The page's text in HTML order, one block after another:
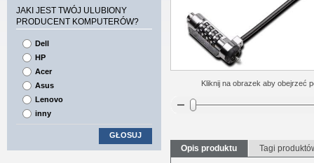
Kliknij na obrazek aby obejrzeć
Opis produktu Tagi
JAKI JEST TWÓJ ULUBIONY
PRODUCENT KOMPUTERÓW?
Dell
HP
Acer
Asus
Lenovo
inny
GŁOSUJ